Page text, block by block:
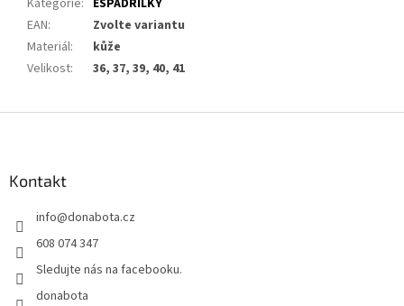
EAN:
Zvolte variantu
Materiál:
kůže
Velikost: 36, 37, 39, 40, 41
Kontakt
info@donabota.cz
608 074 347
Sledujte nás na facebooku.
donabota